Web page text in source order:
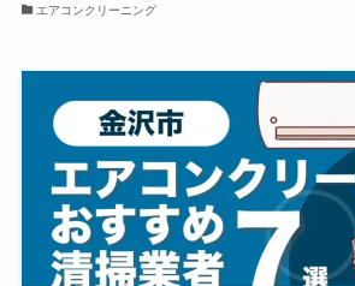
エアコンクリーニング